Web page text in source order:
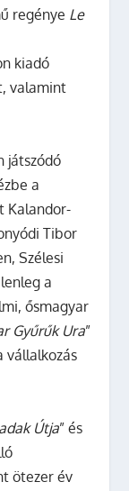
regénye Le
kiadó
valamint
játszódó
a
Kalandor-
Tibor
Szélesi
a
ősmagyar
Gyűrűk Ura”
vállalkozás
Útja” és
ötezer év